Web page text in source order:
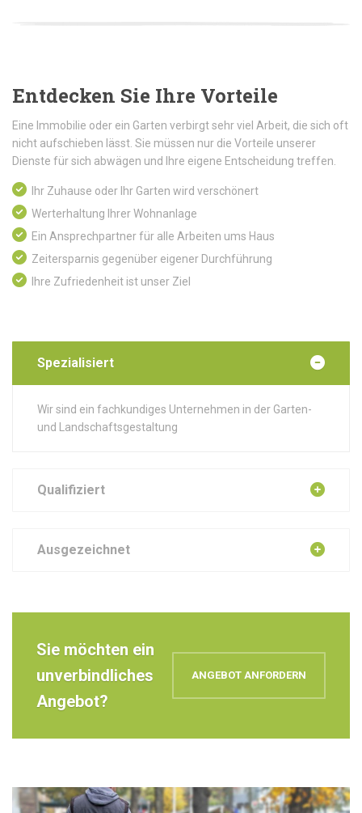
Entdecken Sie Ihre Vorteile
Eine Immobilie oder ein Garten verbirgt sehr viel Arbeit, die sich oft
nicht aufschieben lässt. Sie müssen nur die Vorteile unserer
Dienste für sich abwägen und Ihre eigene Entscheidung treffen.
Ihr Zuhause oder Ihr Garten wird verschönert
Werterhaltung Ihrer Wohnanlage
Ein Ansprechpartner für alle Arbeiten ums Haus
Zeitersparnis gegenüber eigener Durchführung
Ihre Zufriedenheit ist unser Ziel
Spezialisiert
Wir sind ein fachkundiges Unternehmen in der Garten-
und Landschaftsgestaltung
Qualifiziert
Ausgezeichnet
Sie möchten ein
unverbindliches
Angebot?
ANGEBOT ANFORDERN